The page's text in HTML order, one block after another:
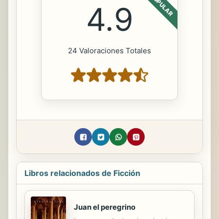
4.9
24 Valoraciones Totales
Libros relacionados de Ficción
Juan el peregrino